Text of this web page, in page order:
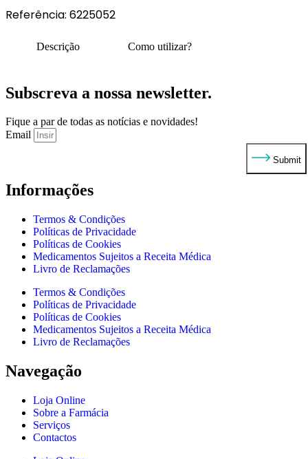
Referência: 6225052
Descrição Como utilizar?
Subscreva a nossa newsletter.
Fique a par de todas as notícias e novidades!
Email
Submit
Informações
Termos & Condições
Políticas de Privacidade
Políticas de Cookies
Medicamentos Sujeitos a Receita Médica
Livro de Reclamações
Termos & Condições
Políticas de Privacidade
Políticas de Cookies
Medicamentos Sujeitos a Receita Médica
Livro de Reclamações
Navegação
Loja Online
Sobre a Farmácia
Serviços
Contactos